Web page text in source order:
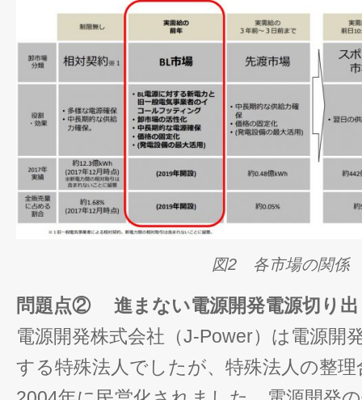
図2 各市場の関係
問題点② 進まない電源開発電源切り出
電源開発株式会社（J-Power）は電源開
する特殊法人でしたが、特殊法人の整